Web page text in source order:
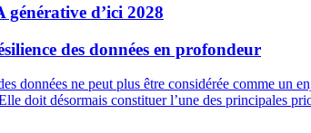
générative d’ici 2028
des données en profondeur
données ne peut plus être considérée comme un
doit désormais constituer l’une des principales